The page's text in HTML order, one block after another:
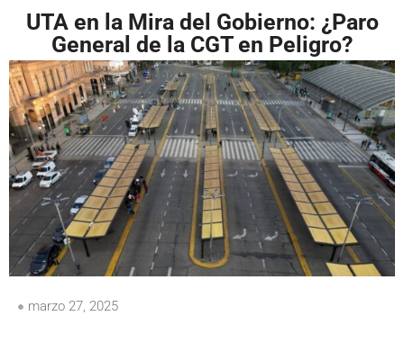
UTA en la Mira del Gobierno: ¿Paro
General de la CGT en Peligro?
marzo 27, 2025